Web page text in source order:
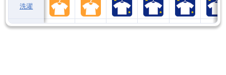
洗濯